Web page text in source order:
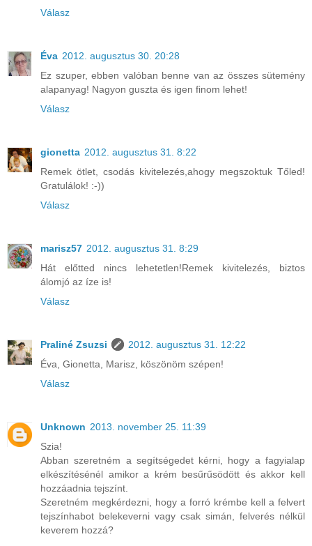
Válasz
Éva 2012. augusztus 30. 20:28
Ez szuper, ebben valóban benne van az összes sütemény
alapanyag! Nagyon guszta és igen finom lehet!
Válasz
gionetta 2012. augusztus 31. 8:22
Remek ötlet, csodás kivitelezés,ahogy megszoktuk Tőled!
Gratulálok! :-))
Válasz
marisz57 2012. augusztus 31. 8:29
Hát előtted nincs lehetetlen!Remek kivitelezés, biztos
álomjó az íze is!
Válasz
Praliné Zsuzsi
2012. augusztus 31. 12:22
Éva, Gionetta, Marisz, köszönöm szépen!
Válasz
Unknown 2013. november 25. 11:39
Szia!
Abban szeretném a segítségedet kérni, hogy a fagyialap
elkészítésénél amikor a krém besűrűsödött és akkor kell
hozzáadnia tejszínt.
Szeretném megkérdezni, hogy a forró krémbe kell a felvert
tejszínhabot belekeverni vagy csak simán, felverés nélkül
keverem hozzá?